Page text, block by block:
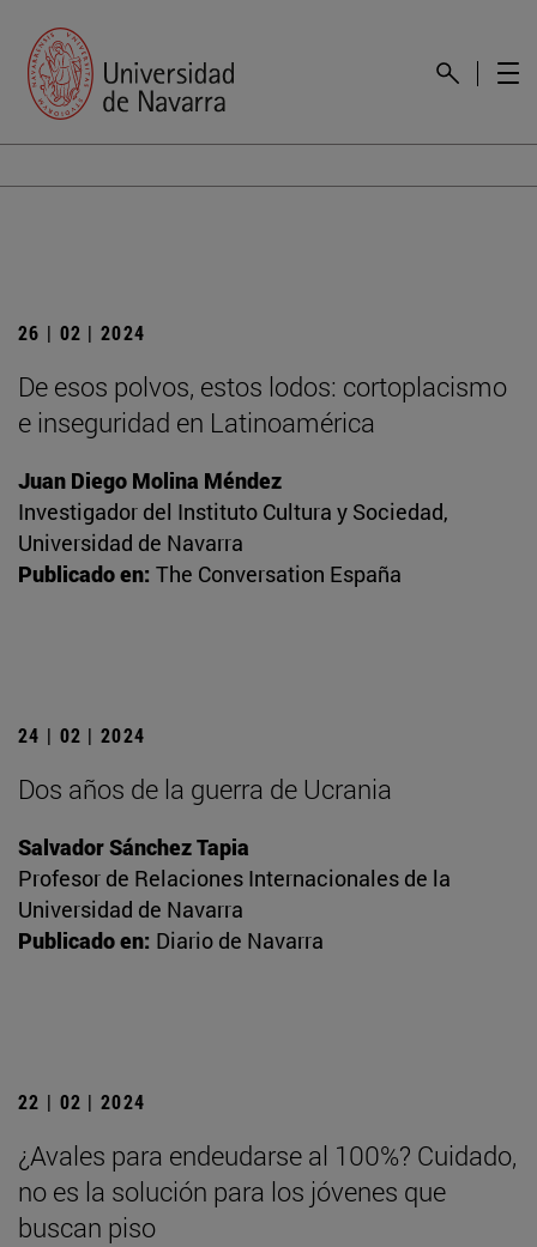
26 | 02 | 2024
De esos polvos, estos lodos: cortoplacismo
e inseguridad en Latinoamérica
Juan Diego Molina Méndez
Investigador del Instituto Cultura y Sociedad,
Universidad de Navarra
Publicado en: The Conversation España
24 | 02 | 2024
Dos años de la guerra de Ucrania
Salvador Sánchez Tapia
Profesor de Relaciones Internacionales de la
Universidad de Navarra
Publicado en: Diario de Navarra
22 | 02 | 2024
¿Avales para endeudarse al 100%? Cuidado,
no es la solución para los jóvenes que
buscan piso